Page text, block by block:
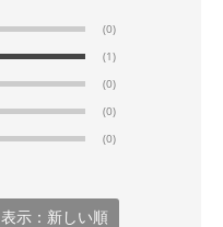
(0)
(1)
(0)
(0)
(0)
表示：新しい順